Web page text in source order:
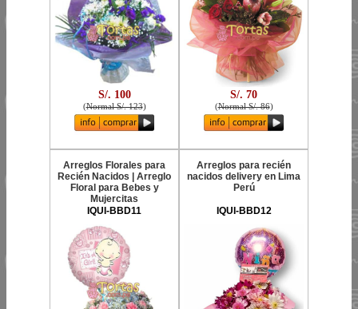
S/. 100
(Normal S/. 123)
S/. 70
(Normal S/. 86)
Arreglos Florales para
Recién Nacidos | Arreglo
Floral para Bebes y
Mujercitas
IQUI-BBD11
Arreglos para recién
nacidos delivery en Lima
Perú
IQUI-BBD12